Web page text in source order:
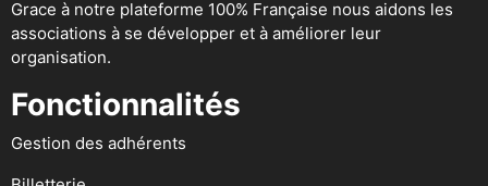
Grace à notre plateforme 100% Française nous aidons les
associations à se développer et à améliorer leur
organisation.
Fonctionnalités
Gestion des adhérents